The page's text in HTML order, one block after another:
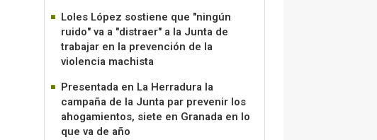
Loles López sostiene que "ningún
ruido" va a "distraer" a la Junta de
trabajar en la prevención de la
violencia machista
Presentada en La Herradura la
campaña de la Junta par prevenir los
ahogamientos, siete en Granada en lo
que va de año